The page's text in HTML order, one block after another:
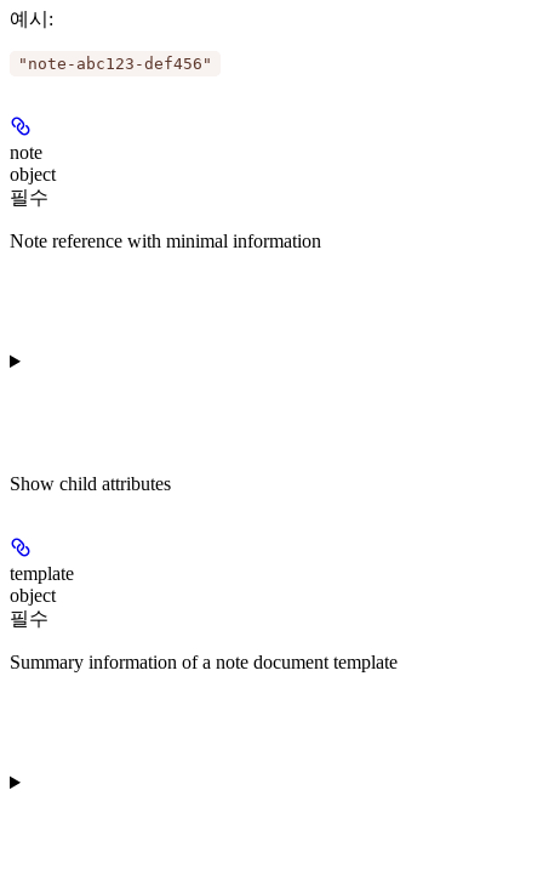
예시 :
"note-abc123-def456"
note
object
필수
Note reference with minimal information
Show child attributes
template
object
필수
Summary information of a note document template